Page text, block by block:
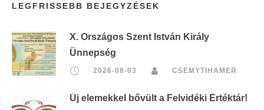
LEGFRISSEBB BEJEGYZÉSEK
X. Országos Szent István Király
Ünnepség
2026-08-03 CSEMYTIHAMER
Új elemekkel bővült a Felvidéki Értéktár!